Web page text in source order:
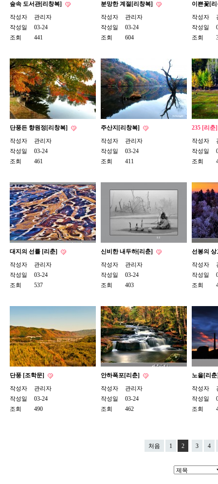
숲속 도서관[리창복]
작성자
관리자
작성일
03-24
조회
441
분망한 계절[리창복]
작성자
관리자
작성일
03-24
조회
604
이쁜꽃[
작성자
작성일
조회
단풍든 향원정[리창복]
작성자
관리자
작성일
03-24
조회
461
주산지[리창복]
작성자
관리자
작성일
03-24
조회
411
235 [리
작성자
작성일
조회
대지의 선률 [리춘]
작성자
관리자
작성일
03-24
조회
537
신비한 내두하[리춘]
작성자
관리자
작성일
03-24
조회
403
선봉의
작성자
작성일
조회
단풍 [조학문]
작성자
관리자
작성일
03-24
조회
490
안하폭포[리춘]
작성자
관리자
작성일
03-24
조회
462
노을[리
작성자
작성일
조회
처음 1 2 3 4